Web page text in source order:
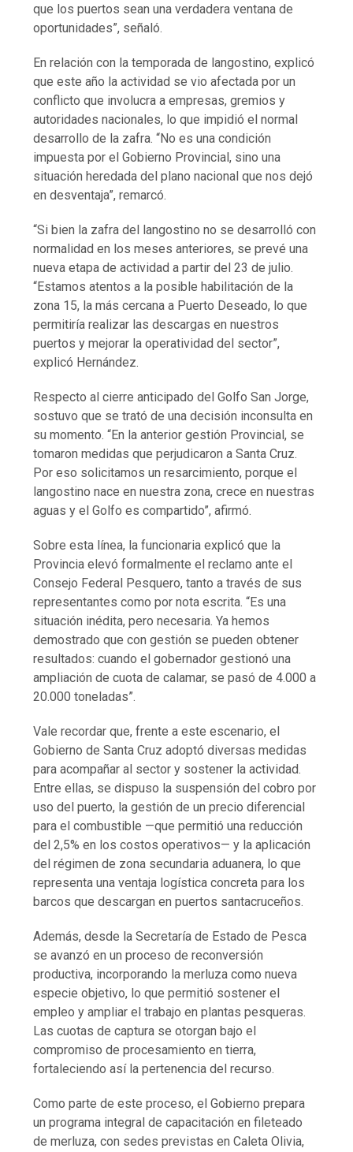
que los puertos sean una verdadera ventana de
oportunidades”, señaló.
En relación con la temporada de langostino, explicó
que este año la actividad se vio afectada por un
conflicto que involucra a empresas, gremios y
autoridades nacionales, lo que impidió el normal
desarrollo de la zafra. “No es una condición
impuesta por el Gobierno Provincial, sino una
situación heredada del plano nacional que nos dejó
en desventaja”, remarcó.
“Si bien la zafra del langostino no se desarrolló con
normalidad en los meses anteriores, se prevé una
nueva etapa de actividad a partir del 23 de julio.
“Estamos atentos a la posible habilitación de la
zona 15, la más cercana a Puerto Deseado, lo que
permitiría realizar las descargas en nuestros
puertos y mejorar la operatividad del sector”,
explicó Hernández.
Respecto al cierre anticipado del Golfo San Jorge,
sostuvo que se trató de una decisión inconsulta en
su momento. “En la anterior gestión Provincial, se
tomaron medidas que perjudicaron a Santa Cruz.
Por eso solicitamos un resarcimiento, porque el
langostino nace en nuestra zona, crece en nuestras
aguas y el Golfo es compartido”, afirmó.
Sobre esta línea, la funcionaria explicó que la
Provincia elevó formalmente el reclamo ante el
Consejo Federal Pesquero, tanto a través de sus
representantes como por nota escrita. “Es una
situación inédita, pero necesaria. Ya hemos
demostrado que con gestión se pueden obtener
resultados: cuando el gobernador gestionó una
ampliación de cuota de calamar, se pasó de 4.000 a
20.000 toneladas”.
Vale recordar que, frente a este escenario, el
Gobierno de Santa Cruz adoptó diversas medidas
para acompañar al sector y sostener la actividad.
Entre ellas, se dispuso la suspensión del cobro por
uso del puerto, la gestión de un precio diferencial
para el combustible —que permitió una reducción
del 2,5% en los costos operativos— y la aplicación
del régimen de zona secundaria aduanera, lo que
representa una ventaja logística concreta para los
barcos que descargan en puertos santacruceños.
Además, desde la Secretaría de Estado de Pesca
se avanzó en un proceso de reconversión
productiva, incorporando la merluza como nueva
especie objetivo, lo que permitió sostener el
empleo y ampliar el trabajo en plantas pesqueras.
Las cuotas de captura se otorgan bajo el
compromiso de procesamiento en tierra,
fortaleciendo así la pertenencia del recurso.
Como parte de este proceso, el Gobierno prepara
un programa integral de capacitación en fileteado
de merluza, con sedes previstas en Caleta Olivia,